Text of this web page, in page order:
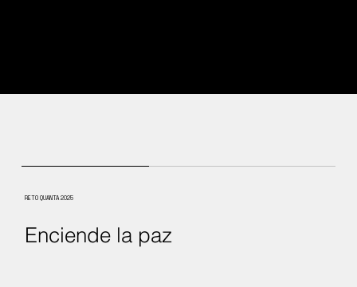
RETO QUANTA 2025
Enciende la paz